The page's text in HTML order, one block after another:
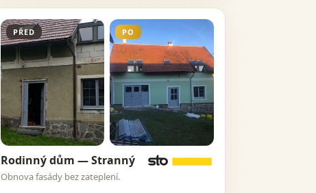
PŘED PO
Rodinný dům — Stranný
Obnova fasády bez zateplení.